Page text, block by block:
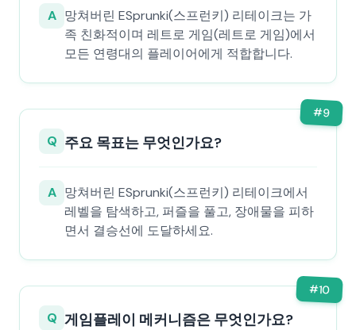
A 망쳐버린 ESprunki(스프런키) 리테이크는 가
족 친화적이며 레트로 게임(레트로 게임)에서
모든 연령대의 플레이어에게 적합합니다.
#9
Q 주요 목표는 무엇인가요?
A 망쳐버린 ESprunki(스프런키) 리테이크에서
레벨을 탐색하고, 퍼즐을 풀고, 장애물을 피하
면서 결승선에 도달하세요.
#10
Q 게임플레이 메커니즘은 무엇인가요?